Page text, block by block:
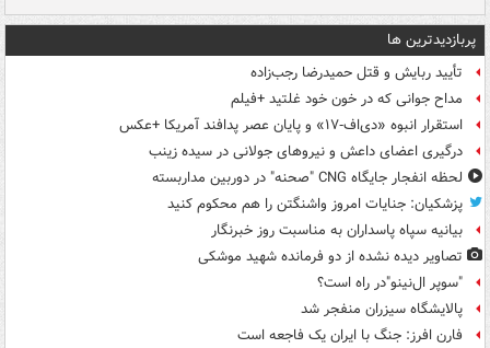
پربازدیدترین ها
تأیید ربایش و قتل حمیدرضا رجب‌زاده
مداح جوانی که در خون خود غلتید +فیلم
استقرار انبوه «دی‌اف‑۱۷» و پایان عصر پدافند آمریکا +عکس
درگیری اعضای داعش و نیروهای جولانی در سیده زینب
لحظه انفجار جایگاه CNG "صحنه" در دوربین مداربسته
پزشکیان: جنایات امروز واشنگتن را هم محکوم کنید
بیانیه سپاه پاسداران به مناسبت روز خبرنگار
تصاویر دیده‌ نشده از دو فرمانده شهید موشکی
"سوپر ال‌نینو"در راه است؟
پالایشگاه سیزران منفجر شد
فارن افرز: جنگ با ایران یک فاجعه است